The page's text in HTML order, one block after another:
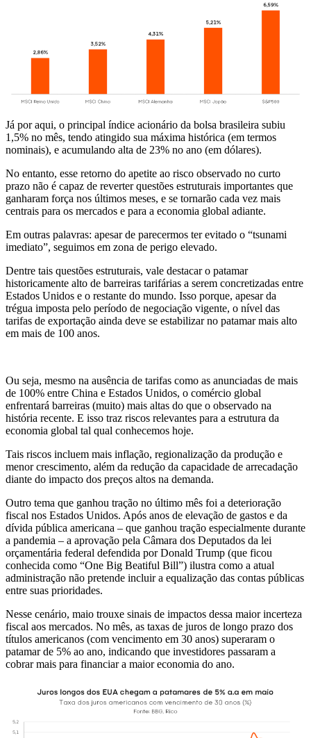
Já por aqui, o principal índice acionário da bolsa brasileira subiu
1,5% no mês, tendo atingido sua máxima histórica (em termos
nominais), e acumulando alta de 23% no ano (em dólares).
No entanto, esse retorno do apetite ao risco observado no curto
prazo não é capaz de reverter questões estruturais importantes que
ganharam força nos últimos meses, e se tornarão cada vez mais
centrais para os mercados e para a economia global adiante.
Em outras palavras: apesar de parecermos ter evitado o “tsunami
imediato”, seguimos em zona de perigo elevado.
Dentre tais questões estruturais, vale destacar o patamar
historicamente alto de barreiras tarifárias a serem concretizadas entre
Estados Unidos e o restante do mundo. Isso porque, apesar da
trégua imposta pelo período de negociação vigente, o nível das
tarifas de exportação ainda deve se estabilizar no patamar mais alto
em mais de 100 anos.
Ou seja, mesmo na ausência de tarifas como as anunciadas de mais
de 100% entre China e Estados Unidos, o comércio global
enfrentará barreiras (muito) mais altas do que o observado na
história recente. E isso traz riscos relevantes para a estrutura da
economia global tal qual conhecemos hoje.
Tais riscos incluem mais inflação, regionalização da produção e
menor crescimento, além da redução da capacidade de arrecadação
diante do impacto dos preços altos na demanda.
Outro tema que ganhou tração no último mês foi a deterioração
fiscal nos Estados Unidos. Após anos de elevação de gastos e da
dívida pública americana – que ganhou tração especialmente durante
a pandemia – a aprovação pela Câmara dos Deputados da lei
orçamentária federal defendida por Donald Trump (que ficou
conhecida como “One Big Beatiful Bill”) ilustra como a atual
administração não pretende incluir a equalização das contas públicas
entre suas prioridades.
Nesse cenário, maio trouxe sinais de impactos dessa maior incerteza
fiscal aos mercados. No mês, as taxas de juros de longo prazo dos
títulos americanos (com vencimento em 30 anos) superaram o
patamar de 5% ao ano, indicando que investidores passaram a
cobrar mais para financiar a maior economia do ano.